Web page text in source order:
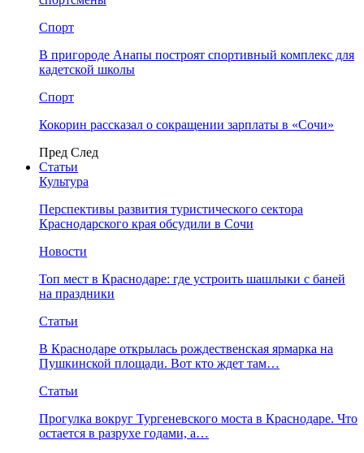
Спорт
В пригороде Анапы построят спортивный комплекс для
кадетской школы
Спорт
Кокорин рассказал о сокращении зарплаты в «Сочи»
Пред След
Статьи
Культура
Перспективы развития туристического сектора
Краснодарского края обсудили в Сочи
Новости
Топ мест в Краснодаре: где устроить шашлыки с баней
на праздники
Статьи
В Краснодаре открылась рождественская ярмарка на
Пушкинской площади. Вот кто ждет там…
Статьи
Прогулка вокруг Тургеневского моста в Краснодаре. Что
остается в разрухе годами, а…